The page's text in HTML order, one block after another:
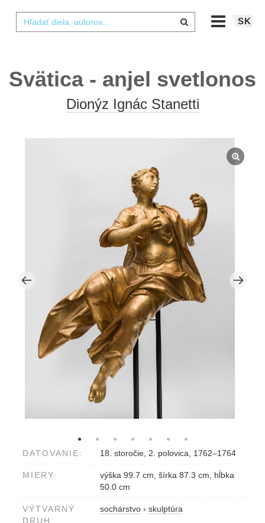
SK
Svätica - anjel svetlonos
Dionýz Ignác Stanetti
DATOVANIE: 18. storočie, 2. polovica, 1762–1764
MIERY:
výška 99.7 cm, šírka 87.3 cm, hĺbka
50.0 cm
VÝTVARNÝ
DRUH:
sochárstvo › skulptúra